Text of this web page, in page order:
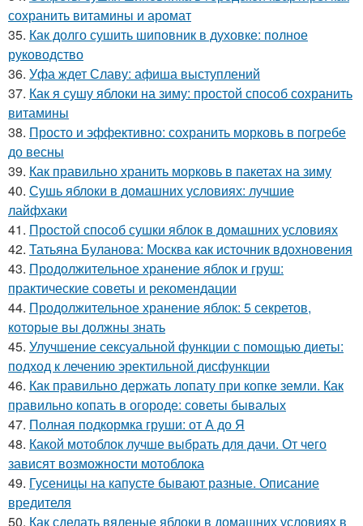
сохранить витамины и аромат
35. Как долго сушить шиповник в духовке: полное
руководство
36. Уфа ждет Славу: афиша выступлений
37. Как я сушу яблоки на зиму: простой способ сохранить
витамины
38. Просто и эффективно: сохранить морковь в погребе
до весны
39. Как правильно хранить морковь в пакетах на зиму
40. Сушь яблоки в домашних условиях: лучшие
лайфхаки
41. Простой способ сушки яблок в домашних условиях
42. Татьяна Буланова: Москва как источник вдохновения
43. Продолжительное хранение яблок и груш:
практические советы и рекомендации
44. Продолжительное хранение яблок: 5 секретов,
которые вы должны знать
45. Улучшение сексуальной функции с помощью диеты:
подход к лечению эректильной дисфункции
46. Как правильно держать лопату при копке земли. Как
правильно копать в огороде: советы бывалых
47. Полная подкормка груши: от А до Я
48. Какой мотоблок лучше выбрать для дачи. От чего
зависят возможности мотоблока
49. Гусеницы на капусте бывают разные. Описание
вредителя
50. Как сделать вяленые яблоки в домашних условиях в